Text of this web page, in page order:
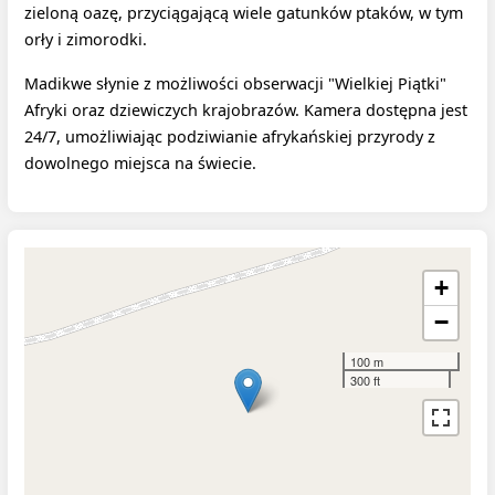
zieloną oazę, przyciągającą wiele gatunków ptaków, w tym
orły i zimorodki.
Madikwe słynie z możliwości obserwacji "Wielkiej Piątki"
Afryki oraz dziewiczych krajobrazów. Kamera dostępna jest
24/7, umożliwiając podziwianie afrykańskiej przyrody z
dowolnego miejsca na świecie.
+
−
100 m
300 ft